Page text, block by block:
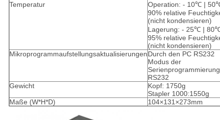
Temperatur
Operation: - 10℃ |
90% relative
(nicht kondensieren)
Lagerung: - 25℃ |
95% relative
(nicht kondensieren)
MikroprogrammaufstellungsaktualisierungenDurch den PC RS232
Modus der
Serienprogrammierung
RS232
Gewicht
Kopf: 1750g
Stapler 1000:1550g
Maße (W*H*D)
104×131×273mm